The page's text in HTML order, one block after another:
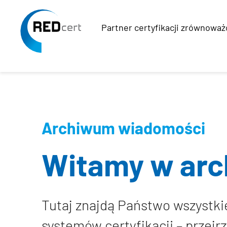
Partner certyfikacji
Archiwum wiadomości
Witamy w
Tutaj znajdą Państwo